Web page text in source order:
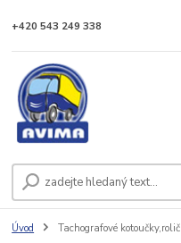
+420 543 249 338
Úvod Tachografové